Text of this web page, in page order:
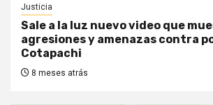
Justicia
Sale a la luz nuevo video que
agresiones y amenazas contra
Cotapachi
8 meses atrás